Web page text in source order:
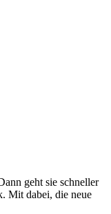
geht sie schneller
Mit dabei, die neue